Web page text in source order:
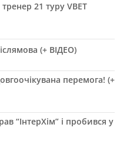
21 туру VBET
(+ ВІДЕО)
перемога! (+
“ІнтерХім” і пробився у